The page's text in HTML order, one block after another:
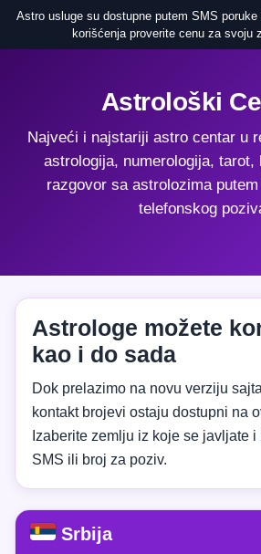
Astro usluge su dostupne putem SMS
korišćenja proverite cenu za svoju
Astrološki
Najveći i najstariji astro centar u
astrologija, numerologija, tarot,
razgovor sa astrolozima
telefonskog
Astrologe možete
kao i do sada
Dok prelazimo na novu verziju
kontakt brojevi ostaju dostupni na
Izaberite zemlju iz koje se javljate
SMS ili broj za poziv.
Srbija